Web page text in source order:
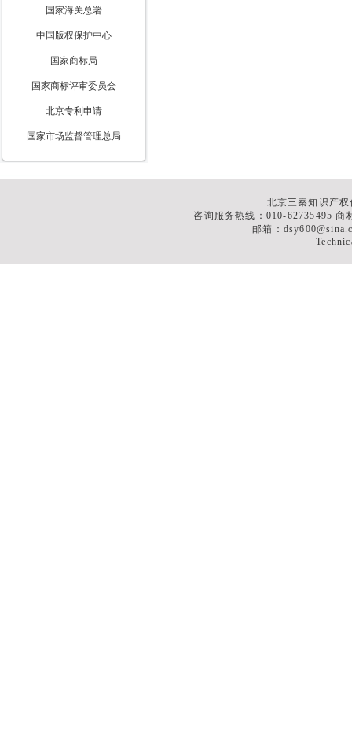
国家海关总署
中国版权保护中心
国家商标局
国家商标评审委员会
北京专利申请
国家市场监督管理总局
北京三秦知识产
咨询服务热线：010-62735495 商
邮箱：